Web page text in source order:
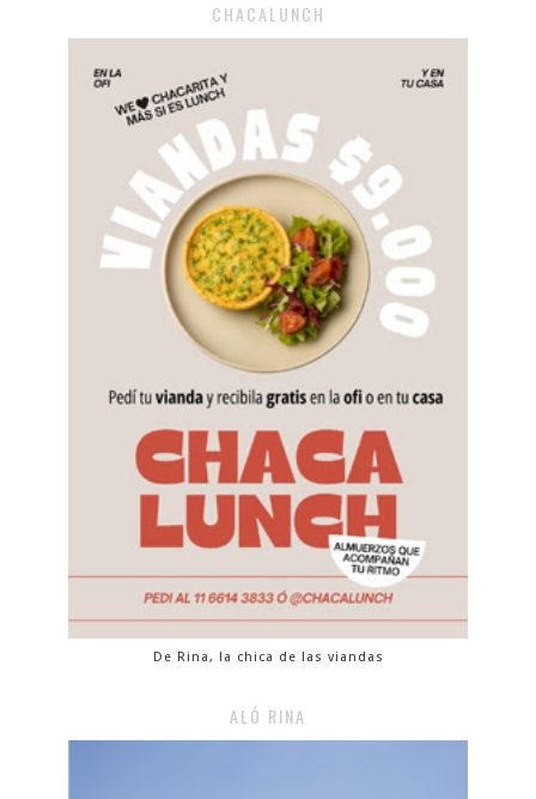
CHACALUNCH
De Rina, la chica de las viandas
ALÓ RINA